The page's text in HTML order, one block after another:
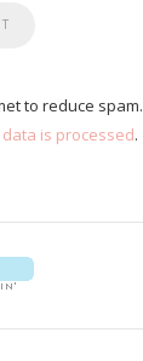
to reduce spam.
is processed.